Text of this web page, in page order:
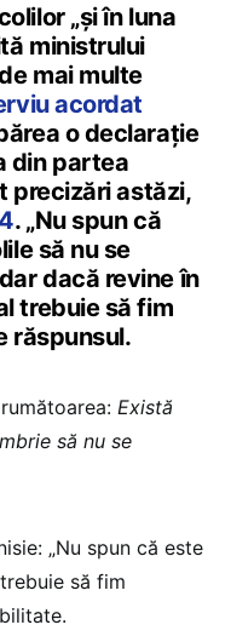
„și în luna
ministrului
mai multe
acordat
o declarație
din partea
precizări astăzi,
. „Nu spun că
să nu se
dacă revine în
trebuie să fim
răspunsul.
Există
să nu se
„Nu spun că este
să fim